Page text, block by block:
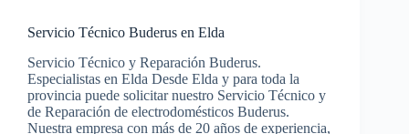
Servicio Técnico Buderus en Elda
Servicio Técnico y Reparación Buderus.
Especialistas en Elda Desde Elda y para toda la
provincia puede solicitar nuestro Servicio Técnico y
de Reparación de electrodomésticos Buderus.
Nuestra empresa con más de 20 años de experiencia,